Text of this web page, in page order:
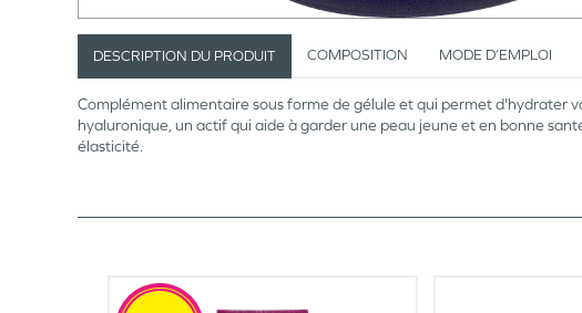
DESCRIPTION DU PRODUIT COMPOSITION MODE D’EMPLOI
Complément alimentaire sous forme de gélule et qui permet d'hydrater
hyaluronique, un actif qui aide à garder une peau jeune et en bonne
élasticité.